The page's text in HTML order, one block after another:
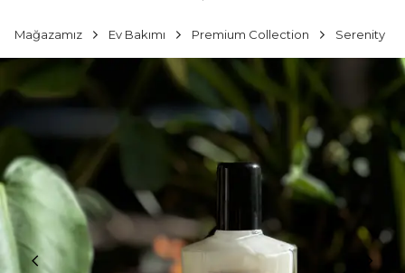
Mağazamız Ev Bakımı Premium Collection Serenity